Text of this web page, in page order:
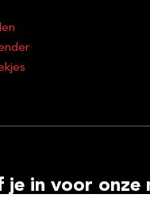
je in voor onze